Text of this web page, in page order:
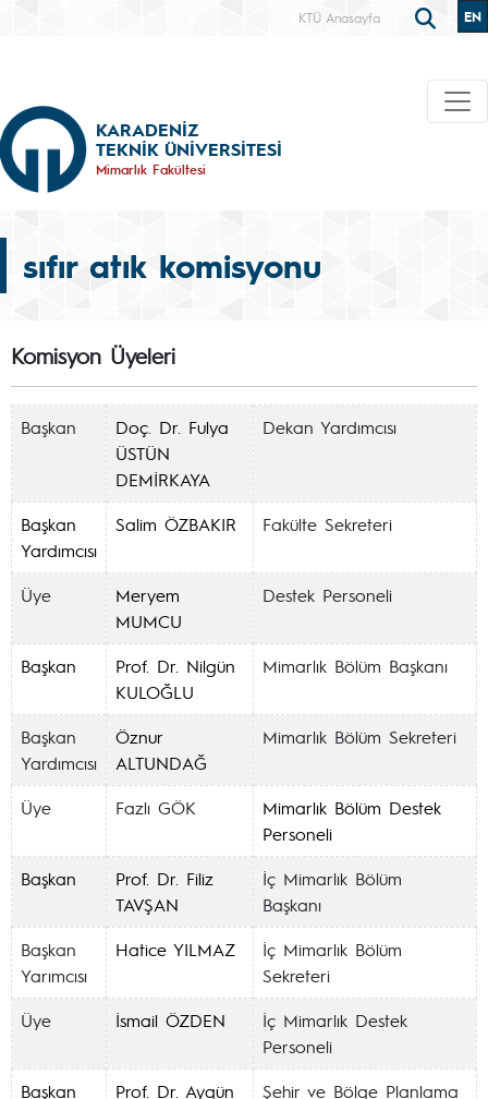
KTÜ Anasayfa EN
KARADENİZ
TEKNİK ÜNİVERSİTESİ
Mimarlık Fakültesi
sıfır atık komisyonu
Komisyon Üyeleri
Başkan
Doç. Dr. Fulya
ÜSTÜN
DEMİRKAYA
Dekan Yardımcısı
Başkan
Yardımcısı
Salim ÖZBAKIR Fakülte Sekreteri
Üye
Meryem
MUMCU
Destek Personeli
Başkan
Prof. Dr. Nilgün
KULOĞLU
Mimarlık Bölüm Başkanı
Başkan
Yardımcısı
Öznur
ALTUNDAĞ
Mimarlık Bölüm Sekreteri
Üye Fazlı GÖK
Mimarlık Bölüm Destek
Personeli
Başkan
Prof. Dr. Filiz
TAVŞAN
İç Mimarlık Bölüm
Başkanı
Başkan
Yarımcısı
Hatice YILMAZ
İç Mimarlık Bölüm
Sekreteri
Üye
İsmail ÖZDEN
İç Mimarlık Destek
Personeli
Başkan
Prof. Dr. Aygün
Şehir ve Bölge Planlama